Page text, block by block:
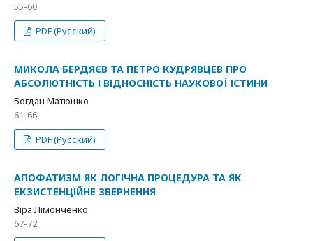
55-60
PDF (Русский)
МИКОЛА БЕРДЯЄВ ТА ПЕТРО КУДРЯВЦЕВ ПРО
АБСОЛЮТНІСТЬ І ВІДНОСНІСТЬ НАУКОВОЇ ІСТИНИ
Богдан Матюшко
61-66
PDF (Русский)
АПОФАТИЗМ ЯК ЛОГІЧНА ПРОЦЕДУРА ТА ЯК
ЕКЗИСТЕНЦІЙНЕ ЗВЕРНЕННЯ
Віра Лімонченко
67-72